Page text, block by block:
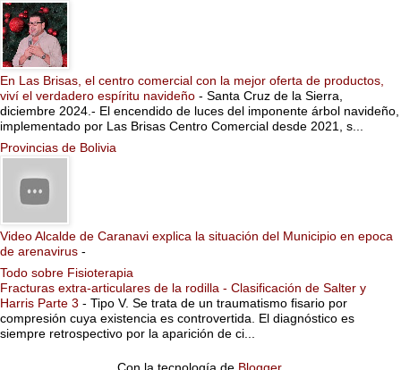
En Las Brisas, el centro comercial con la mejor oferta de productos,
viví el verdadero espíritu navideño - Santa Cruz de la Sierra,
diciembre 2024.- El encendido de luces del imponente árbol navideño,
implementado por Las Brisas Centro Comercial desde 2021, s...
Provincias de Bolivia
Video Alcalde de Caranavi explica la situación del Municipio en epoca
de arenavirus -
Todo sobre Fisioterapia
Fracturas extra-articulares de la rodilla - Clasificación de Salter y
Harris Parte 3 - Tipo V. Se trata de un traumatismo fisario por
compresión cuya existencia es controvertida. El diagnóstico es
siempre retrospectivo por la aparición de ci...
Con la tecnología de Blogger.